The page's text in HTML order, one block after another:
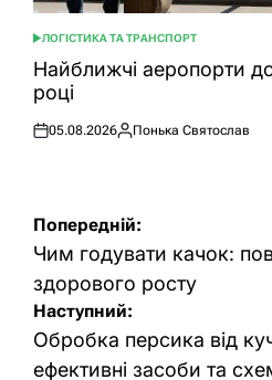
ОПУБЛІКУВАТИ
У
ЛОГІСТИКА ТА ТРАНСПОРТ
Найближчі аеропорти
році
Оприлюднено
05.08.2026
Опубліковано
Понька Святослав
Навігація
записів
Попередній:
Чим годувати качок:
здорового росту
Наступний:
Обробка персика від
ефективні засоби та